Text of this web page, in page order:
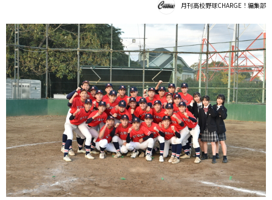
月刊高校野球CHARGE！編集部